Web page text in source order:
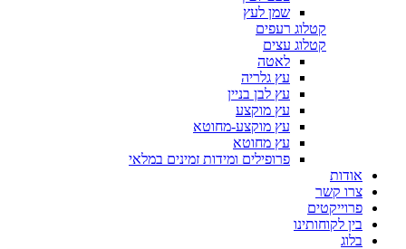
שמן לעץ
קטלוג רעפים
קטלוג עצים
לאטה
עץ גלריה
עץ לבן בניין
עץ מוקצע
עץ מוקצע-מחוטא
עץ מחוטא
פרופילים ומידות זמינים במלאי
אודות
צרו קשר
פרוייקטים
בין לקוחותינו
בלוג